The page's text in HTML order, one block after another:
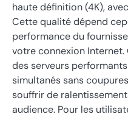
haute définition (4K),
Cette qualité dépend
performance du
votre connexion
des serveurs
simultanés sans
souffrir de
audience. Pour les